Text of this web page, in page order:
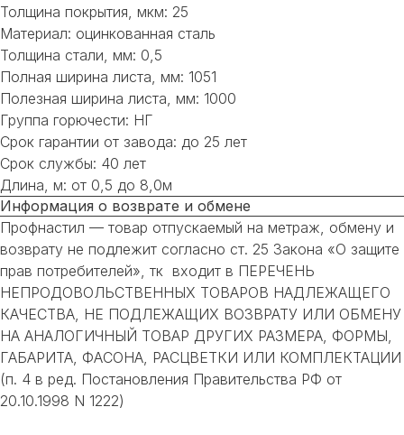
Толщина покрытия, мкм: 25
Материал: оцинкованная сталь
Толщина стали, мм: 0,5
Полная ширина листа, мм: 1051
Полезная ширина листа, мм: 1000
Группа горючести: НГ
Срок гарантии от завода: до 25 лет
Срок службы: 40 лет
Длина, м: от 0,5 до 8,0м
Информация о возврате и обмене
Профнастил — товар отпускаемый на метраж, обмену и
возврату не подлежит согласно ст. 25 Закона «О защите
прав потребителей», тк входит в ПЕРЕЧЕНЬ
НЕПРОДОВОЛЬСТВЕННЫХ ТОВАРОВ НАДЛЕЖАЩЕГО
КАЧЕСТВА, НЕ ПОДЛЕЖАЩИХ ВОЗВРАТУ ИЛИ ОБМЕНУ
НА АНАЛОГИЧНЫЙ ТОВАР ДРУГИХ РАЗМЕРА, ФОРМЫ,
ГАБАРИТА, ФАСОНА, РАСЦВЕТКИ ИЛИ КОМПЛЕКТАЦИИ
(п. 4 в ред. Постановления Правительства РФ от
20.10.1998 N 1222)
НЕ НАШЛИ НУЖНОЕ
ИЛИ НУЖНА ПОМОЩЬ